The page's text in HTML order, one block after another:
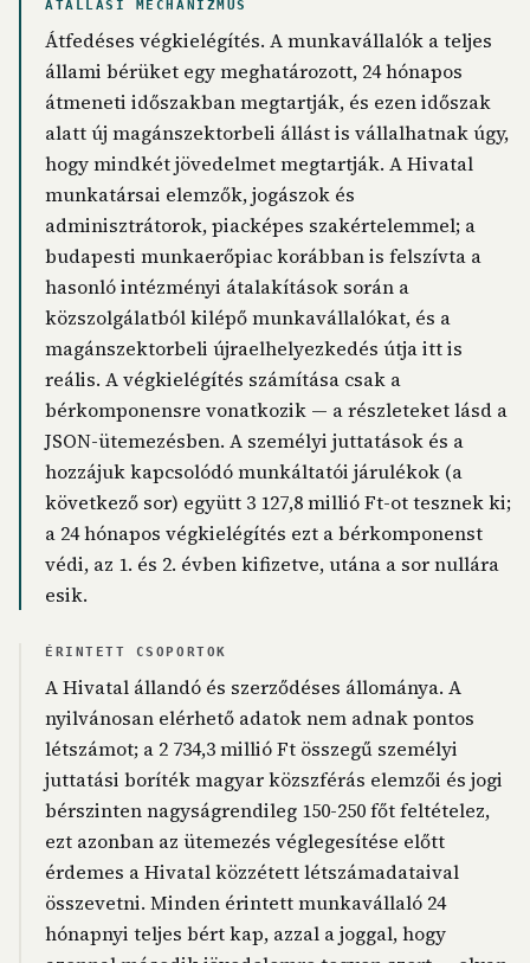
ÁTÁLLÁSI MECHANIZMUS
Átfedéses végkielégítés. A munkavállalók a teljes
állami bérüket egy meghatározott, 24 hónapos
átmeneti időszakban megtartják, és ezen időszak
alatt új magánszektorbeli állást is vállalhatnak úgy,
hogy mindkét jövedelmet megtartják. A Hivatal
munkatársai elemzők, jogászok és
adminisztrátorok, piacképes szakértelemmel; a
budapesti munkaerőpiac korábban is felszívta a
hasonló intézményi átalakítások során a
közszolgálatból kilépő munkavállalókat, és a
magánszektorbeli újraelhelyezkedés útja itt is
reális. A végkielégítés számítása csak a
bérkomponensre vonatkozik — a részleteket lásd a
JSON-ütemezésben. A személyi juttatások és a
hozzájuk kapcsolódó munkáltatói járulékok (a
következő sor) együtt 3 127,8 millió Ft-ot tesznek ki;
a 24 hónapos végkielégítés ezt a bérkomponenst
védi, az 1. és 2. évben kifizetve, utána a sor nullára
esik.
ÉRINTETT CSOPORTOK
A Hivatal állandó és szerződéses állománya. A
nyilvánosan elérhető adatok nem adnak pontos
létszámot; a 2 734,3 millió Ft összegű személyi
juttatási boríték magyar közszférás elemzői és jogi
bérszinten nagyságrendileg 150-250 főt feltételez,
ezt azonban az ütemezés véglegesítése előtt
érdemes a Hivatal közzétett létszámadataival
összevetni. Minden érintett munkavállaló 24
hónapnyi teljes bért kap, azzal a joggal, hogy